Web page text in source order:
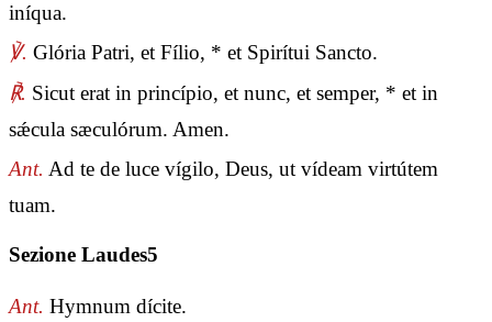
iníqua.
℣. Glória Patri, et Fílio, * et Spirítui Sancto.
℟. Sicut erat in princípio, et nunc, et semper, * et in
sǽcula sæculórum. Amen.
Ant. Ad te de luce vígilo, Deus, ut vídeam virtútem
tuam.
Sezione Laudes5
Ant. Hymnum dícite.